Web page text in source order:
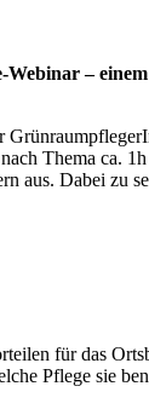
–
Thema ca.
aus. Dabei
für das
Pflege sie